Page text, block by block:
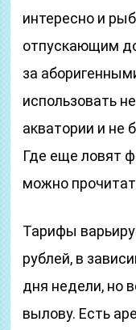
интересно и
отпускающим
за
использовать
акватории и не
Где еще ловят
можно
Тарифы
рублей, в
дня недели, но
вылову. Есть